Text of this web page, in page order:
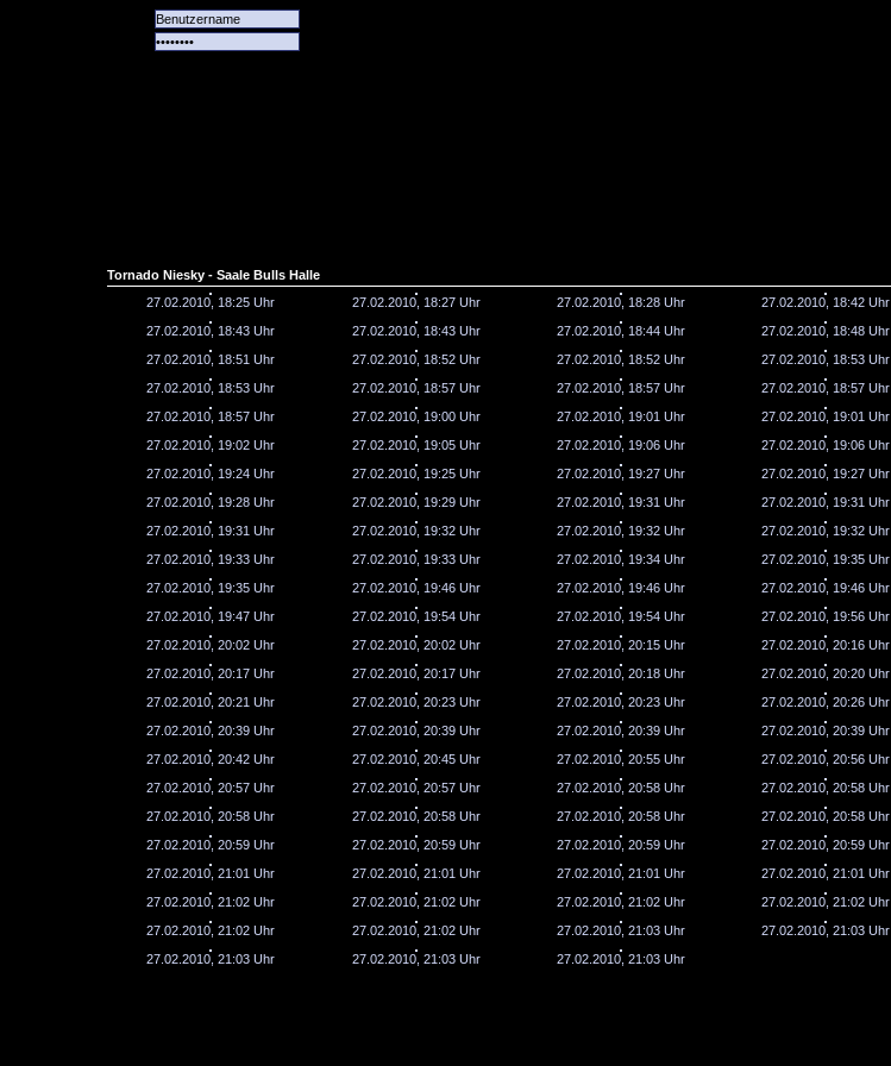
Tornado Niesky - Saale Bulls Halle
27.02.2010, 18:25 Uhr
27.02.2010, 18:27 Uhr 27.02.2010, 18:28 Uhr
27.02.2010, 18:42 Uhr
27.02.2010, 18:43 Uhr
27.02.2010, 18:43 Uhr 27.02.2010, 18:44 Uhr
27.02.2010, 18:48 Uhr
27.02.2010, 18:51 Uhr
27.02.2010, 18:52 Uhr 27.02.2010, 18:52 Uhr
27.02.2010, 18:53 Uhr
27.02.2010, 18:53 Uhr
27.02.2010, 18:57 Uhr 27.02.2010, 18:57 Uhr
27.02.2010, 18:57 Uhr
27.02.2010, 18:57 Uhr
27.02.2010, 19:00 Uhr 27.02.2010, 19:01 Uhr
27.02.2010, 19:01 Uhr
27.02.2010, 19:02 Uhr
27.02.2010, 19:05 Uhr 27.02.2010, 19:06 Uhr
27.02.2010, 19:06 Uhr
27.02.2010, 19:24 Uhr
27.02.2010, 19:25 Uhr 27.02.2010, 19:27 Uhr
27.02.2010, 19:27 Uhr
27.02.2010, 19:28 Uhr
27.02.2010, 19:29 Uhr 27.02.2010, 19:31 Uhr
27.02.2010, 19:31 Uhr
27.02.2010, 19:31 Uhr
27.02.2010, 19:32 Uhr 27.02.2010, 19:32 Uhr
27.02.2010, 19:32 Uhr
27.02.2010, 19:33 Uhr
27.02.2010, 19:33 Uhr 27.02.2010, 19:34 Uhr
27.02.2010, 19:35 Uhr
27.02.2010, 19:35 Uhr
27.02.2010, 19:46 Uhr 27.02.2010, 19:46 Uhr
27.02.2010, 19:46 Uhr
27.02.2010, 19:47 Uhr
27.02.2010, 19:54 Uhr 27.02.2010, 19:54 Uhr
27.02.2010, 19:56 Uhr
27.02.2010, 20:02 Uhr
27.02.2010, 20:02 Uhr 27.02.2010, 20:15 Uhr
27.02.2010, 20:16 Uhr
27.02.2010, 20:17 Uhr
27.02.2010, 20:17 Uhr 27.02.2010, 20:18 Uhr
27.02.2010, 20:20 Uhr
27.02.2010, 20:21 Uhr
27.02.2010, 20:23 Uhr 27.02.2010, 20:23 Uhr
27.02.2010, 20:26 Uhr
27.02.2010, 20:39 Uhr
27.02.2010, 20:39 Uhr 27.02.2010, 20:39 Uhr
27.02.2010, 20:39 Uhr
27.02.2010, 20:42 Uhr
27.02.2010, 20:45 Uhr 27.02.2010, 20:55 Uhr
27.02.2010, 20:56 Uhr
27.02.2010, 20:57 Uhr
27.02.2010, 20:57 Uhr 27.02.2010, 20:58 Uhr
27.02.2010, 20:58 Uhr
27.02.2010, 20:58 Uhr
27.02.2010, 20:58 Uhr 27.02.2010, 20:58 Uhr
27.02.2010, 20:58 Uhr
27.02.2010, 20:59 Uhr
27.02.2010, 20:59 Uhr 27.02.2010, 20:59 Uhr
27.02.2010, 20:59 Uhr
27.02.2010, 21:01 Uhr
27.02.2010, 21:01 Uhr 27.02.2010, 21:01 Uhr
27.02.2010, 21:01 Uhr
27.02.2010, 21:02 Uhr
27.02.2010, 21:02 Uhr 27.02.2010, 21:02 Uhr
27.02.2010, 21:02 Uhr
27.02.2010, 21:02 Uhr
27.02.2010, 21:02 Uhr 27.02.2010, 21:03 Uhr
27.02.2010, 21:03 Uhr
27.02.2010, 21:03 Uhr
27.02.2010, 21:03 Uhr 27.02.2010, 21:03 Uhr